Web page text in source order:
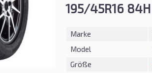
195/45R16 84H
Marke
Model
Größe